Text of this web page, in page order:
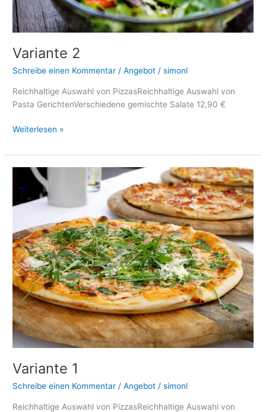
Variante 2
Schreibe einen Kommentar /Angebot /simonl
Reichhaltige Auswahl von PizzasReichhaltige Auswahl von
Pasta GerichtenVerschiedene gemischte Salate 12,90 €
Weiterlesen »
Variante 1
Schreibe einen Kommentar /Angebot /simonl
Reichhaltige Auswahl von PizzasReichhaltige Auswahl von
Variante